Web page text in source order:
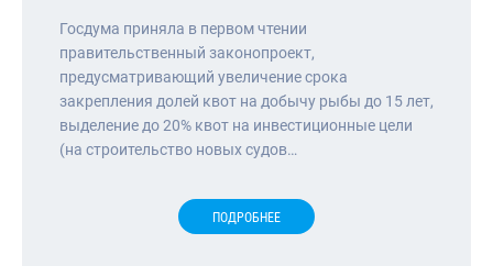
Госдума приняла в первом чтении
правительственный законопроект,
предусматривающий увеличение срока
закрепления долей квот на добычу рыбы до 15 лет,
выделение до 20% квот на инвестиционные цели
(на строительство новых судов…
ПОДРОБНЕЕ